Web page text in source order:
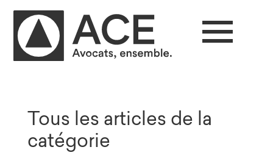
Tous les articles de la
catégorie